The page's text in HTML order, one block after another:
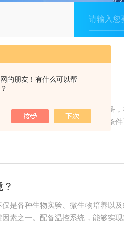
的朋友！有什么可以帮
玻特瑞霉菌培养箱作为实验设备
重要影响。可以用于研究不同条
是各种生物实验、微生物培养以
素之一。配备温控系统，能够实